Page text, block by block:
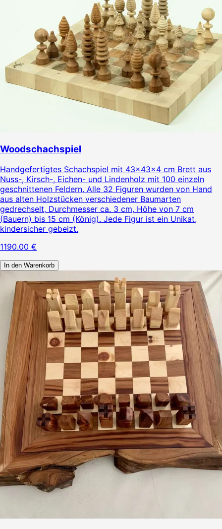
Woodschachspiel
Handgefertigtes Schachspiel mit 43×43×4 cm Brett aus
Nuss-, Kirsch-, Eichen- und Lindenholz mit 100 einzeln
geschnittenen Feldern. Alle 32 Figuren wurden von Hand
aus alten Holzstücken verschiedener Baumarten
gedrechselt, Durchmesser ca. 3 cm, Höhe von 7 cm
(Bauern) bis 15 cm (König). Jede Figur ist ein Unikat,
kindersicher gebeizt.
1190.00 €
In den Warenkorb